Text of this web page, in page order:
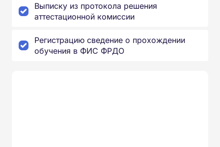
Выписку из протокола решения
аттестационной комиссии
Регистрацию сведение о прохождении
обучения в ФИС ФРДО